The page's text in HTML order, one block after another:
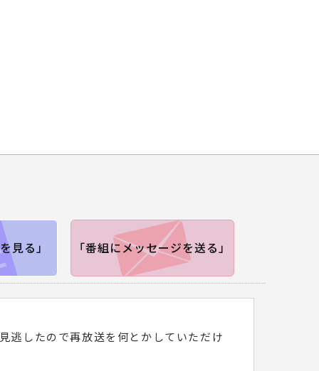
見る」 「番組にメッセージを送る」
逃したので再放送を何とかしていただけ